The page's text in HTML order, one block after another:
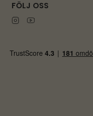
FÖLJ OSS
Instagram
Youtube